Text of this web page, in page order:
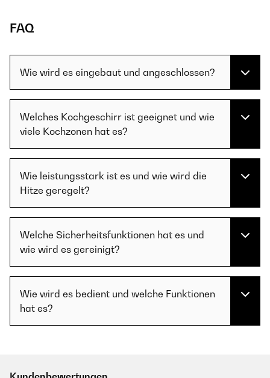
FAQ
Wie wird es eingebaut und angeschlossen?
Welches Kochgeschirr ist geeignet und wie
viele Kochzonen hat es?
Wie leistungsstark ist es und wie wird die
Hitze geregelt?
Welche Sicherheitsfunktionen hat es und
wie wird es gereinigt?
Wie wird es bedient und welche Funktionen
hat es?